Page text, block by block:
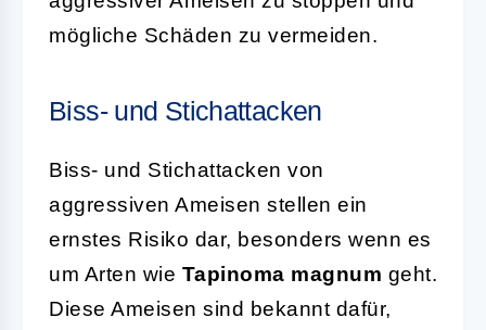
mögliche Schäden zu vermeiden.
Biss- und Stichattacken
Biss- und Stichattacken von
aggressiven Ameisen stellen ein
ernstes Risiko dar, besonders wenn es
um Arten wie Tapinoma magnum geht.
Diese Ameisen sind bekannt dafür,